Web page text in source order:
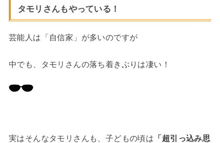
タモリさんもやっている！
芸能人は「自信家」が多いのですが
中でも、タモリさんの落ち着きぶりは凄い！
実はそんなタモリさんも、子どもの頃は 「超引っ込み思